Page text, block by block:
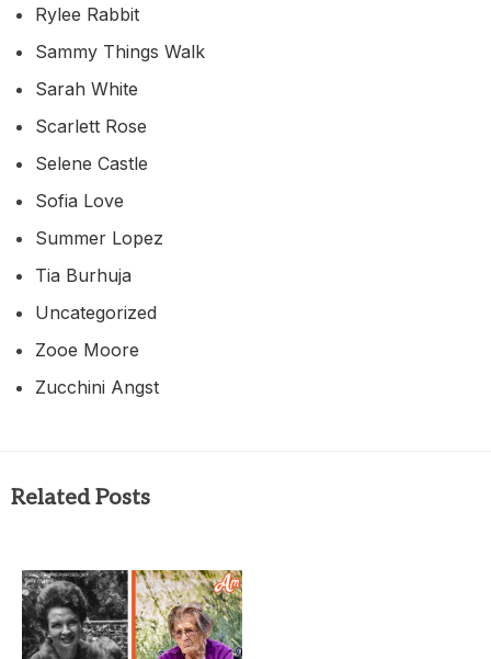
Rylee Rabbit
Sammy Things Walk
Sarah White
Scarlett Rose
Selene Castle
Sofia Love
Summer Lopez
Tia Burhuja
Uncategorized
Zooe Moore
Zucchini Angst
Related Posts